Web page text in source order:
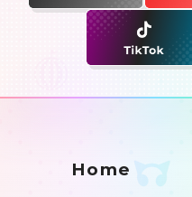
Home